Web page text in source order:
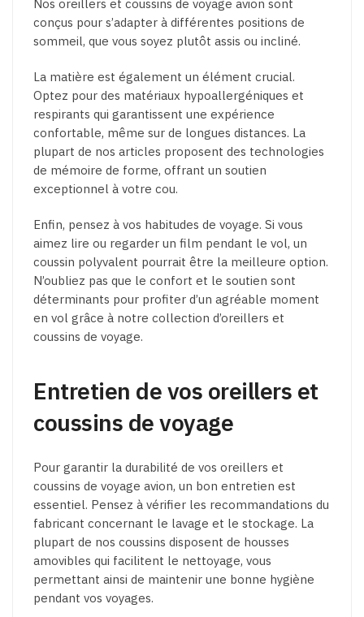
Nos oreillers et coussins de voyage avion sont
conçus pour s’adapter à différentes positions de
sommeil, que vous soyez plutôt assis ou incliné.
La matière est également un élément crucial.
Optez pour des matériaux hypoallergéniques et
respirants qui garantissent une expérience
confortable, même sur de longues distances. La
plupart de nos articles proposent des technologies
de mémoire de forme, offrant un soutien
exceptionnel à votre cou.
Enfin, pensez à vos habitudes de voyage. Si vous
aimez lire ou regarder un film pendant le vol, un
coussin polyvalent pourrait être la meilleure option.
N’oubliez pas que le confort et le soutien sont
déterminants pour profiter d’un agréable moment
en vol grâce à notre collection d’oreillers et
coussins de voyage.
Entretien de vos oreillers et
coussins de voyage
Pour garantir la durabilité de vos oreillers et
coussins de voyage avion, un bon entretien est
essentiel. Pensez à vérifier les recommandations du
fabricant concernant le lavage et le stockage. La
plupart de nos coussins disposent de housses
amovibles qui facilitent le nettoyage, vous
permettant ainsi de maintenir une bonne hygiène
pendant vos voyages.